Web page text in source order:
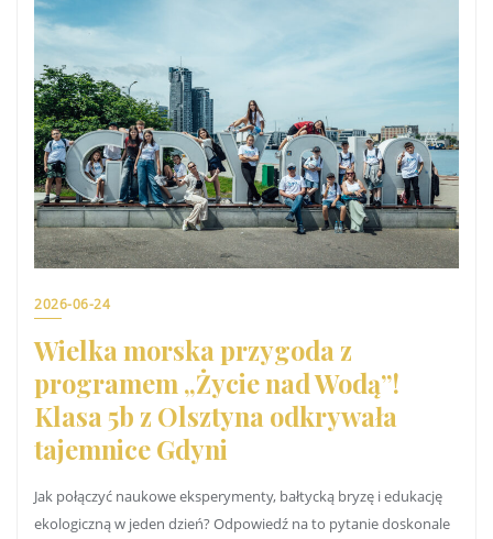
2026-06-24
Wielka morska przygoda z
programem „Życie nad Wodą”!
Klasa 5b z Olsztyna odkrywała
tajemnice Gdyni
Jak połączyć naukowe eksperymenty, bałtycką bryzę i edukację
ekologiczną w jeden dzień? Odpowiedź na to pytanie doskonale